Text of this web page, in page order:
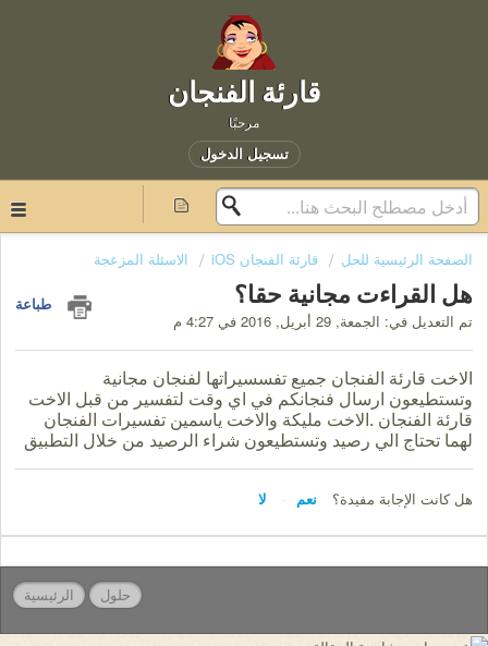
قارئة الفنجان
مرحبًا
تسجيل الدخول
الصفحة الرئيسية للحل قارئة الفنجان iOS الاسئلة المزعجة
هل القراءت مجانية حقا؟ طباعة
تم التعديل في: الجمعة, 29 أبريل, 2016 في 4:27 م
الاخت قارئة الفنجان جميع تفسسيراتها لفنجان مجانية
وتستطيعون ارسال فنجانكم في اي وقت لتفسير من قبل الاخت
قارئة الفنجان .الاخت مليكة والاخت ياسمين تفسيرات الفنجان
لهما تحتاج الي رصيد وتستطيعون شراء الرصيد من خلال التطبيق
هل كانت الإجابة مفيدة؟ نعم لا
الرئيسية حلول